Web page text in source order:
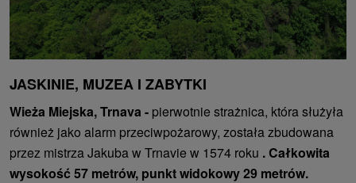
JASKINIE, MUZEA I ZABYTKI
Wieża Miejska, Trnava - pierwotnie strażnica, która służyła
również jako alarm przeciwpożarowy, została zbudowana
przez mistrza Jakuba w Trnavie w 1574 roku . Całkowita
wysokość 57 metrów, punkt widokowy 29 metrów.